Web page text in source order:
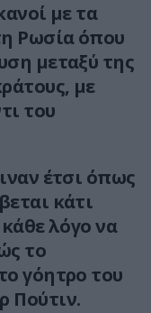
με τα
Ρωσία όπου
μεταξύ της
με
του
έτσι όπως
κάτι
λόγο να
το
γόητρο του
Πούτιν.